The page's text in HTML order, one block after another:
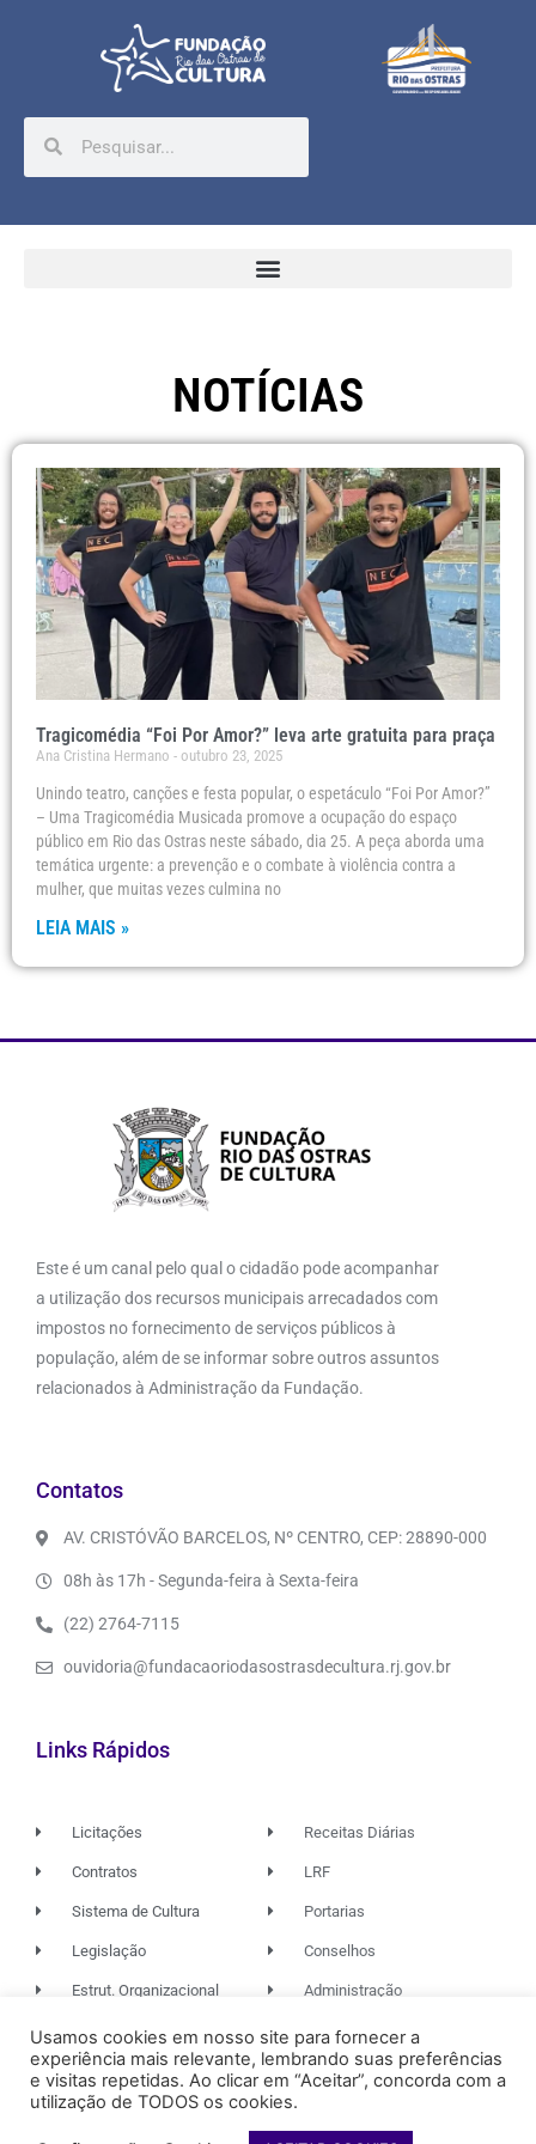
NOTÍCIAS
Tragicomédia “Foi Por Amor?” leva arte gratuita para praça
Ana Cristina Hermano outubro 23, 2025
Unindo teatro, canções e festa popular, o espetáculo “Foi Por Amor?”
– Uma Tragicomédia Musicada promove a ocupação do espaço
público em Rio das Ostras neste sábado, dia 25. A peça aborda uma
temática urgente: a prevenção e o combate à violência contra a
mulher, que muitas vezes culmina no
LEIA MAIS »
Este é um canal pelo qual o cidadão pode acompanhar
a utilização dos recursos municipais arrecadados com
impostos no fornecimento de serviços públicos à
população, além de se informar sobre outros assuntos
relacionados à Administração da Fundação.
Contatos
AV. CRISTÓVÃO BARCELOS, Nº CENTRO, CEP: 28890-000
08h às 17h - Segunda-feira à Sexta-feira
(22) 2764-7115
ouvidoria@fundacaoriodasostrasdecultura.rj.gov.br
Links Rápidos
Licitações
Contratos
Sistema de Cultura
Legislação
Estrut. Organizacional
Receitas Diárias
LRF
Portarias
Conselhos
Administração
© 2026. TODOS OS DIREITOS RESERVADOS.
Usamos cookies em nosso site para fornecer a
experiência mais relevante, lembrando suas preferências
e visitas repetidas. Ao clicar em “Aceitar”, concorda com a
utilização de TODOS os cookies.